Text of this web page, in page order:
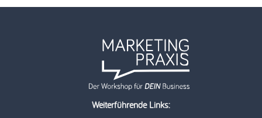
Weiterführende Links: